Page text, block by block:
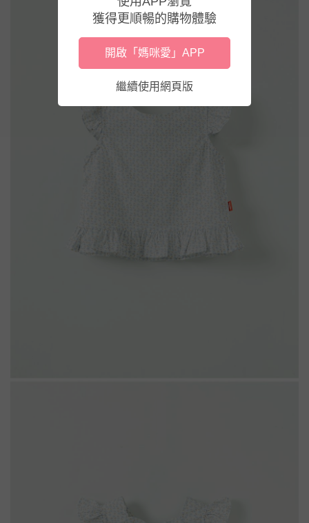
獲得更順暢的購物體驗
開啟「媽咪愛」APP
繼續使用網頁版